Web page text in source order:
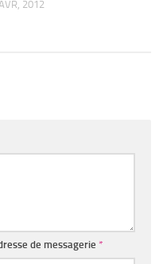
2012
de messagerie *